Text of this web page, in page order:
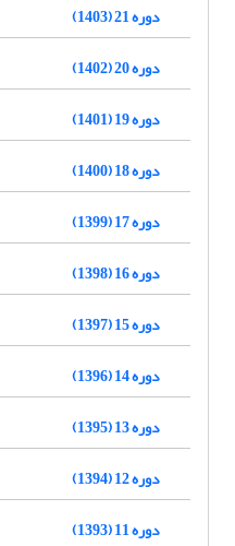
دوره 21 (1403)
دوره 20 (1402)
دوره 19 (1401)
دوره 18 (1400)
دوره 17 (1399)
دوره 16 (1398)
دوره 15 (1397)
دوره 14 (1396)
دوره 13 (1395)
دوره 12 (1394)
دوره 11 (1393)